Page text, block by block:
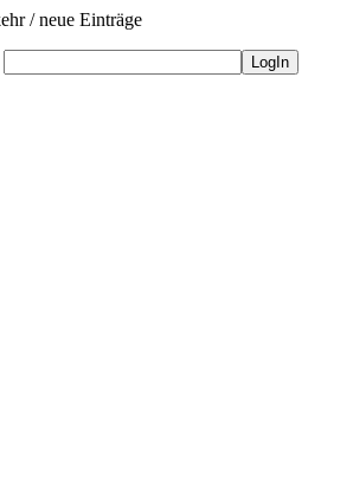
/ neue Einträge